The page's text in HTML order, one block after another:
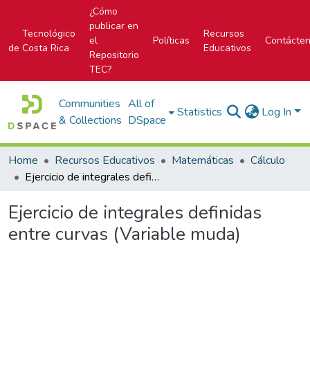
Tecnológico
de Costa Rica
¿Cómo
publicar en
el
Repositorio
TEC?
Políticas
Recursos
Educativos
Communities
& Collections
All of
DSpace
Statistics Log In
Home Recursos Educativos Matemáticas
Cálculo
Ejercicio de integrales definidas entre curvas (Variable muda)
Ejercicio de integrales definidas
entre curvas (Variable muda)